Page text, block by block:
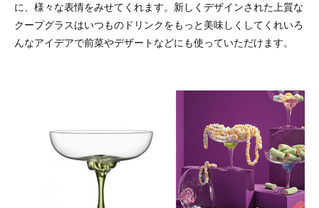
に、様々な表情をみせてくれます。新しくデザインされた上質な
クープグラスはいつものドリンクをもっと美味しくしてくれいろ
んなアイデアで前菜やデザートなどにも使っていただけます。